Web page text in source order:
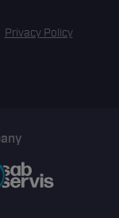
Privacy Policy